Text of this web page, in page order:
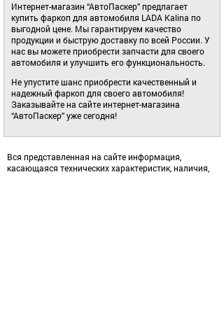
Интернет-магазин “АвтоПаскер” предлагает
купить фаркоп для автомобиля LADA Kalina по
выгодной цене. Мы гарантируем качество
продукции и быструю доставку по всей России. У
нас вы можете приобрести запчасти для своего
автомобиля и улучшить его функциональность.
Не упустите шанс приобрести качественный и
надежный фаркоп для своего автомобиля!
Заказывайте на сайте интернет-магазина
“АвтоПаскер” уже сегодня!
Вся представленная на сайте информация,
касающаяся технических характеристик, наличия,